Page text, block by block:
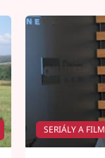
SERIÁLY A